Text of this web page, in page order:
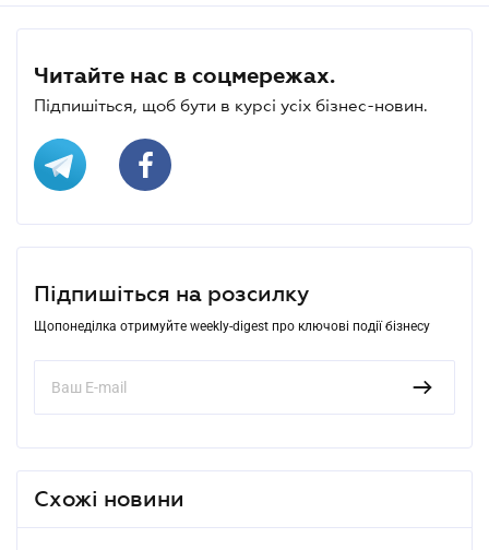
Читайте нас в соцмережах.
Підпишіться, щоб бути в курсі усіх бізнес-новин.
Підпишіться на розсилку
Щопонеділка отримуйте weekly-digest про ключові події бізнесу
Схожі новини